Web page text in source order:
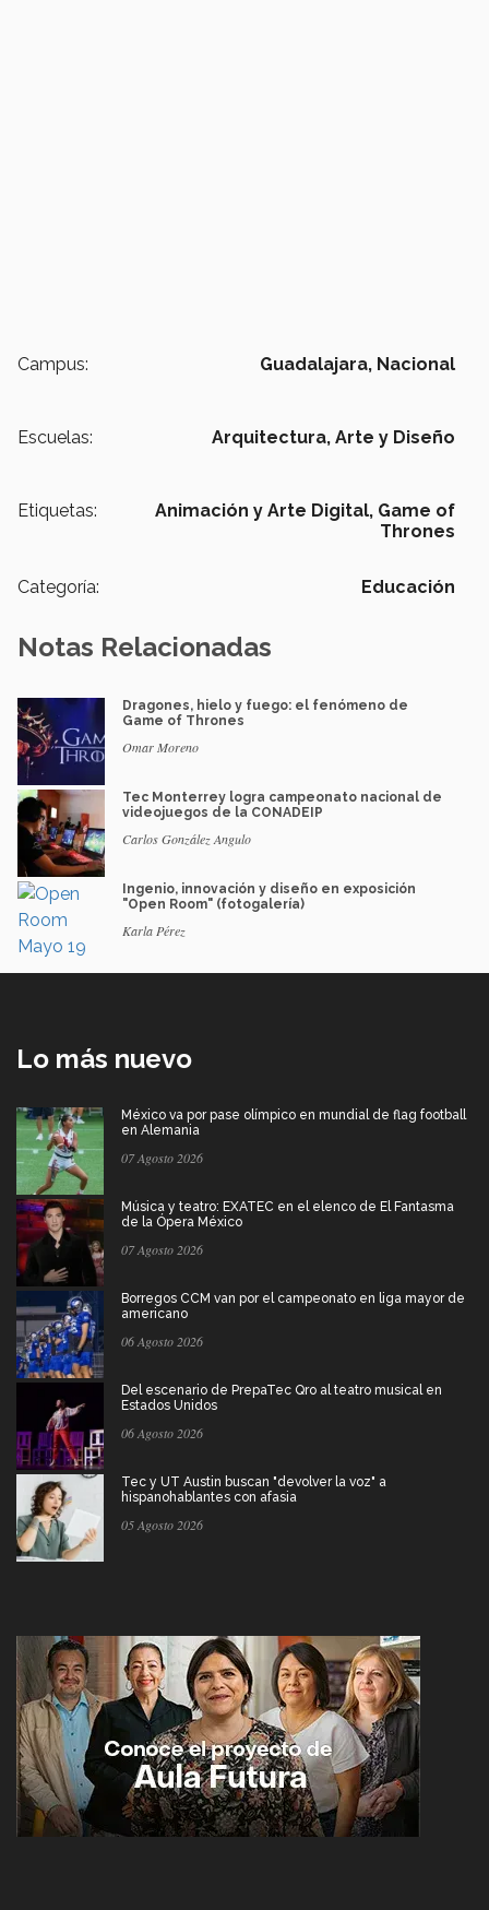
Campus: Guadalajara, Nacional
Escuelas: Arquitectura, Arte y Diseño
Etiquetas: Animación y Arte Digital, Game of
Thrones
Categoría: Educación
Notas Relacionadas
Dragones, hielo y fuego: el fenómeno de
Game of Thrones
Omar Moreno
Tec Monterrey logra campeonato nacional de
videojuegos de la CONADEIP
Carlos González Angulo
Ingenio, innovación y diseño en exposición
"Open Room" (fotogalería)
Karla Pérez
Lo más nuevo
México va por pase olímpico en mundial de flag football
en Alemania
07 Agosto 2026
Música y teatro: EXATEC en el elenco de El Fantasma
de la Ópera México
07 Agosto 2026
Borregos CCM van por el campeonato en liga mayor de
americano
06 Agosto 2026
Del escenario de PrepaTec Qro al teatro musical en
Estados Unidos
06 Agosto 2026
Tec y UT Austin buscan "devolver la voz" a
hispanohablantes con afasia
05 Agosto 2026